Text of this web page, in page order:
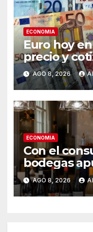
ECONOMIA
Euro hoy
precio y
este
2026
AGO 8, 2026
ECONOMIA
Con el
bodegas
argentino
gourmet
AGO 8, 2026